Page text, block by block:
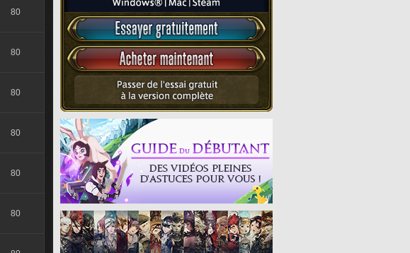
80
80
80
80
80
80